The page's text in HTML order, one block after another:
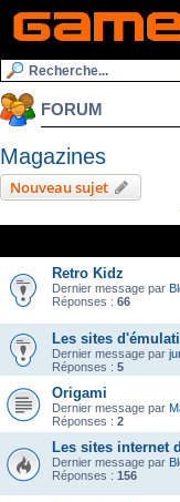
FORUM
Magazines
Nouveau sujet
Retro Kidz
Dernier message par
Réponses : 66
Les sites
Dernier message par
Réponses : 5
Origami
Dernier message par
Réponses : 2
Les sites internet
Dernier message par
Réponses : 156